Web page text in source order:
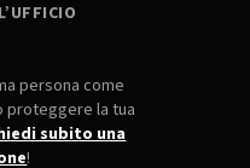
persona come
proteggere la tua
subito una
!